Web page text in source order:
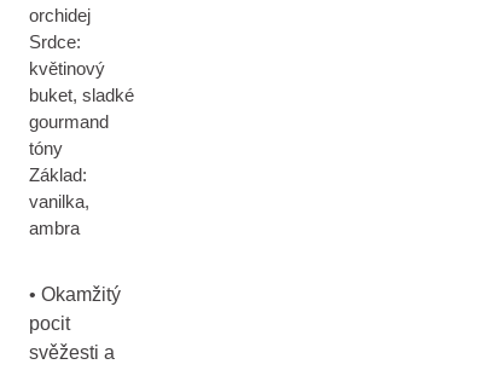
orchidej
Srdce:
květinový
buket, sladké
gourmand
tóny
Základ:
vanilka,
ambra
• Okamžitý
pocit
svěžesti a